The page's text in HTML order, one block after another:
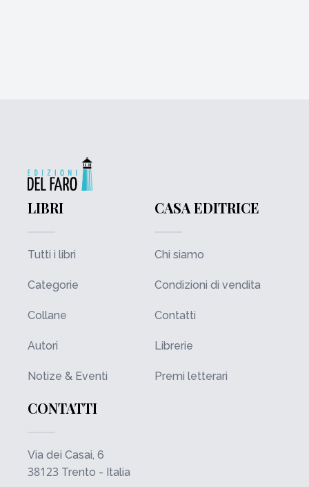
LIBRI
Tutti i libri
Categorie
Collane
Autori
Notize & Eventi
CASA EDITRICE
Chi siamo
Condizioni di vendita
Contatti
Librerie
Premi letterari
CONTATTI
Via dei Casai, 6
38123 Trento - Italia